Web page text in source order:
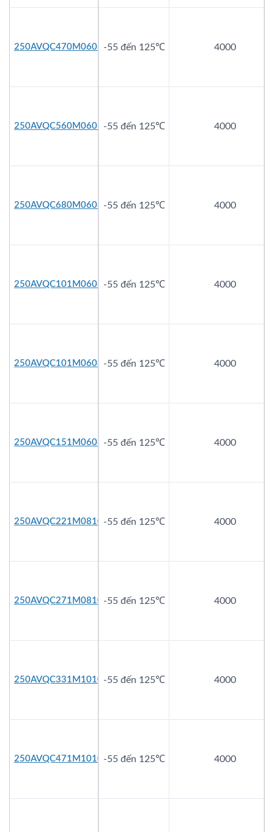
-55 đến 125℃ 4000
-55 đến 125℃ 4000
-55 đến 125℃ 4000
-55 đến 125℃ 4000
-55 đến 125℃ 4000
-55 đến 125℃ 4000
-55 đến 125℃ 4000
-55 đến 125℃ 4000
-55 đến 125℃ 4000
-55 đến 125℃ 4000
250AVQC470M0606
250AVQC560M0606
250AVQC680M0606
250AVQC101M0606
250AVQC101M0608
250AVQC151M0608
250AVQC221M0810
250AVQC271M0810
250AVQC331M1010
250AVQC471M1010